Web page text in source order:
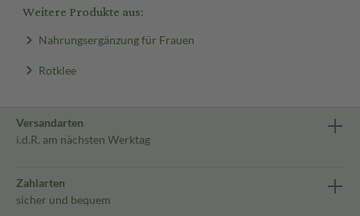
Weitere Produkte aus:
Nahrungsergänzung für Frauen
Rotklee
Versandarten
i.d.R. am nächsten Werktag
Zahlarten
sicher und bequem